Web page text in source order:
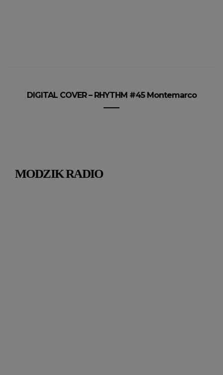
DIGITAL COVER – RHYTHM #45 Montemarco
MODZIK RADIO